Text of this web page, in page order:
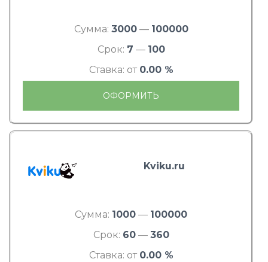
Сумма: 3000— 100000
Срок: 7 — 100
Ставка: от 0.00 %
ОФОРМИТЬ
Kviku.ru
Сумма: 1000 — 100000
Срок: 60— 360
Ставка: от 0.00 %